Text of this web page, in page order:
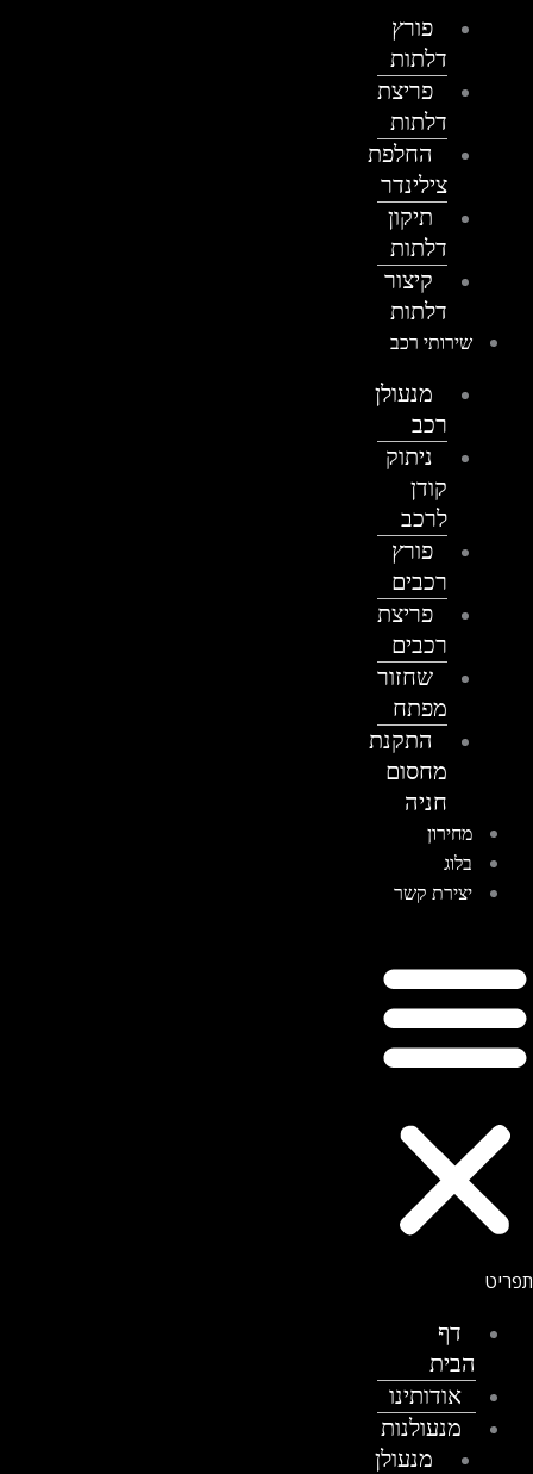
פורץ
דלתות
פריצת
דלתות
החלפת
צילינדר
תיקון
דלתות
קיצור
דלתות
שירותי רכב
מנעולן
ניתוק
לרכב
פורץ
רכבים
פריצת
רכבים
שחזור
מפתח
התקנת
מחסום
מחירון
בלוג
יצירת קשר
דף
הבית
אודותינו
מנעולנות
מנעולן